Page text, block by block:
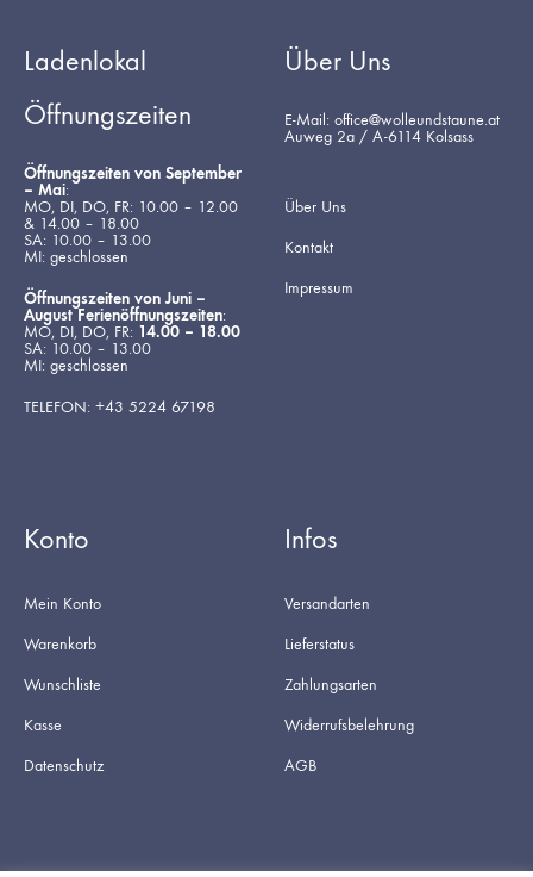
Ladenlokal
Öffnungszeiten
Öffnungszeiten von September
– Mai:
MO, DI, DO, FR: 10.00 – 12.00
& 14.00 – 18.00
SA: 10.00 – 13.00
MI: geschlossen
Öffnungszeiten von Juni –
August Ferienöffnungszeiten:
MO, DI, DO, FR: 14.00 – 18.00
SA: 10.00 – 13.00
MI: geschlossen
TELEFON: +43 5224 67198
Über Uns
E-Mail: office@wolleundstaune.at
Auweg 2a / A-6114 Kolsass
Über Uns
Kontakt
Impressum
Konto
Mein Konto
Warenkorb
Wunschliste
Kasse
Datenschutz
Infos
Versandarten
Lieferstatus
Zahlungsarten
Widerrufsbelehrung
AGB